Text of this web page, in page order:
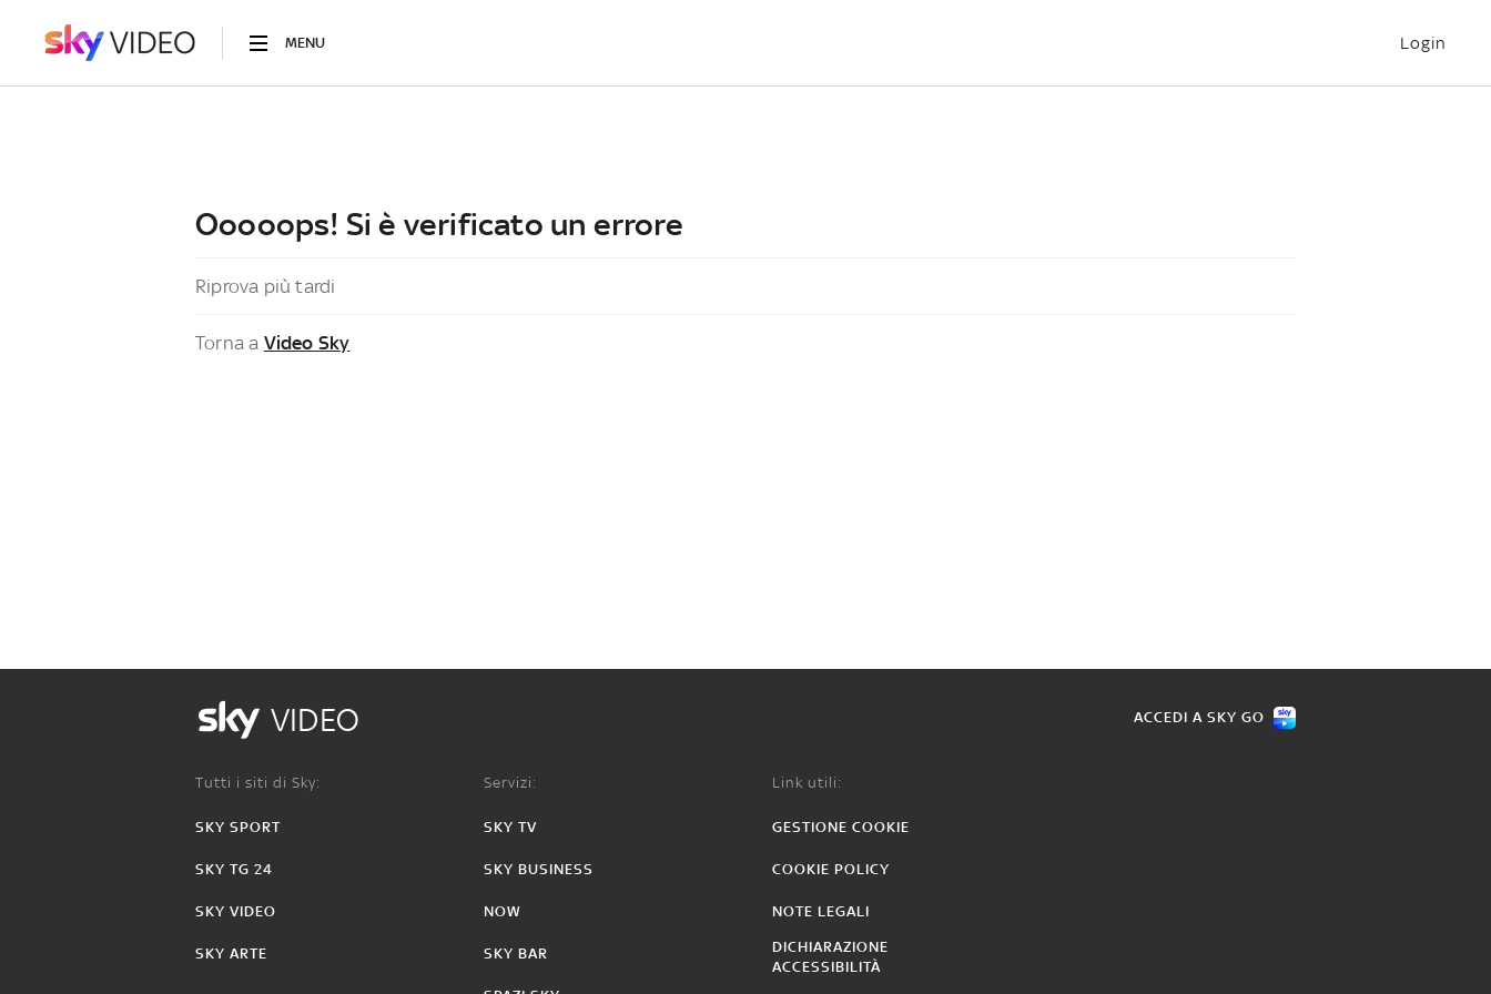
MENU Login
Ooooops! Si è verificato un errore
Riprova più tardi
Torna a Video Sky
VIDEO ACCEDI A SKY GO
Tutti i siti di Sky:
SKY SPORT
SKY TG 24
SKY VIDEO
SKY ARTE
Servizi:
SKY TV
SKY BUSINESS
NOW
SKY BAR
Link utili:
GESTIONE COOKIE
COOKIE POLICY
NOTE LEGALI
DICHIARAZIONE
ACCESSIBILITÀ